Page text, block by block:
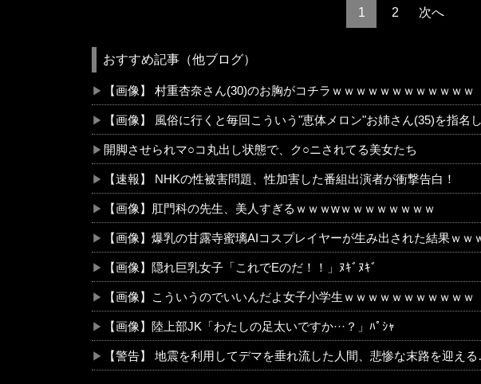
1 2 次へ
おすすめ記事（他ブログ）
【画像】 村重杏奈さん(30)のお胸がコチラｗｗｗｗｗｗｗｗｗｗｗｗ
【画像】 風俗に行くと毎回こういう"恵体メロン"お姉さん(35)を指名
開脚させられマ○コ丸出し状態で、ク○ニされてる美女たち
【速報】 NHKの性被害問題、性加害した番組出演者が衝撃告白！
【画像】肛門科の先生、美人すぎるｗｗｗwｗｗｗｗｗｗｗｗ
【画像】爆乳の甘露寺蜜璃AIコスプレイヤーが生み出された結果ｗｗ
【画像】隠れ巨乳女子「これでEのだ！！」ﾇｷﾞﾇｷﾞ
【画像】こういうのでいいんだよ女子小学生ｗｗｗｗｗｗｗｗｗｗｗ
【画像】陸上部JK「わたしの足太いですか···？」ﾊﾟｼｬ
【警告】 地震を利用してデマを垂れ流した人間、悲惨な末路を迎え